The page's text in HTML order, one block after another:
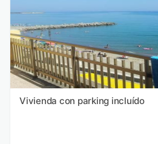
Vivienda con parking incluído